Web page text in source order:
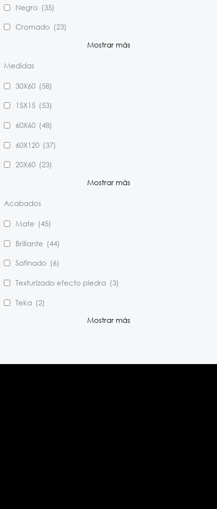
Negro (35)
Cromado (23)
Mostrar más
Medidas
30X60 (58)
15X15 (53)
60X60 (48)
60X120 (37)
20X60 (23)
Mostrar más
Acabados
Mate (45)
Brillante (44)
Satinado (6)
Texturizado efecto piedra (3)
Teka (2)
Mostrar más